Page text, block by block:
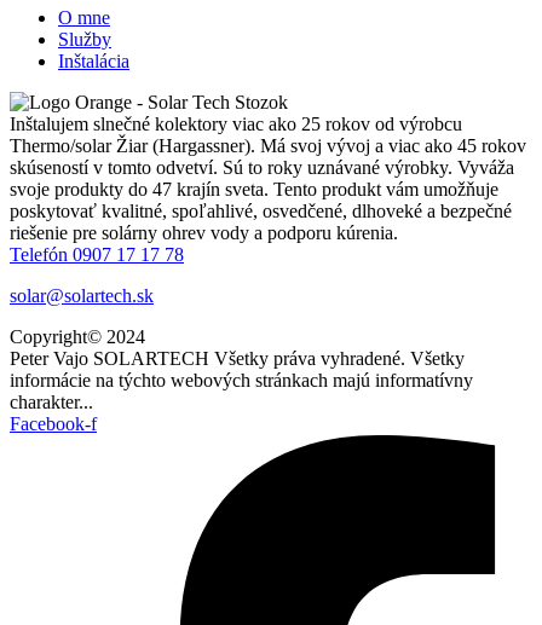
O mne
Služby
Inštalácia
Inštalujem slnečné kolektory viac ako 25 rokov od výrobcu
Thermo/solar Žiar (Hargassner). Má svoj vývoj a viac ako 45 rokov
skúseností v tomto odvetví. Sú to roky uznávané výrobky. Vyváža
svoje produkty do 47 krajín sveta. Tento produkt vám umožňuje
poskytovať kvalitné, spoľahlivé, osvedčené, dlhoveké a bezpečné
riešenie pre solárny ohrev vody a podporu kúrenia.
Telefón 0907 17 17 78
solar@solartech.sk
Copyright© 2024
Peter Vajo SOLARTECH Všetky práva vyhradené. Všetky
informácie na týchto webových stránkach majú informatívny
charakter...
Facebook-f